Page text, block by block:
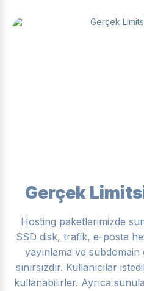
Gerçek
Hosting paketlerimizde
SSD disk, trafik, e-posta
yayınlama ve
sınırsızdır. Kullanıcılar
kullanabilirler. Ayrıca